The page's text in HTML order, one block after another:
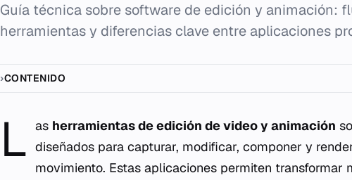
Guía técnica sobre software de edición y animación:
herramientas y diferencias clave entre aplicaciones
CONTENIDO
L as herramientas de edición de video y animación
diseñados para capturar, modificar, componer y
movimiento. Estas aplicaciones permiten transformar